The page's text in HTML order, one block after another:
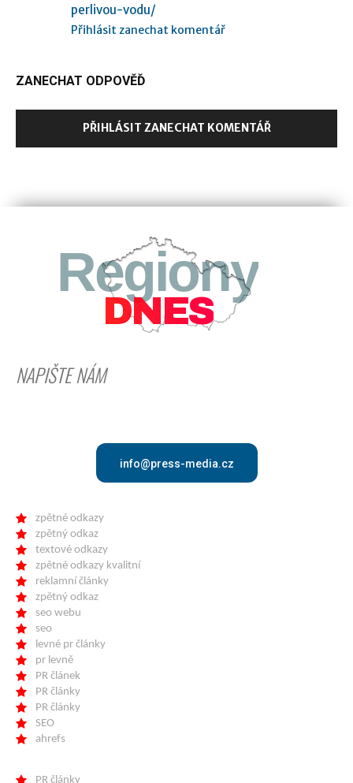
perlivou-vodu/
Přihlásit zanechat komentář
ZANECHAT ODPOVĚĎ
PŘIHLÁSIT ZANECHAT KOMENTÁŘ
Regiony
DNES
NAPIŠTE NÁM
info@press-media.cz
zpětné odkazy
zpětný odkaz
textové odkazy
zpětné odkazy kvalitní
reklamní články
zpětný odkaz
seo webu
seo
levné pr články
pr levně
PR článek
PR články
PR články
SEO
ahrefs
PR články